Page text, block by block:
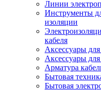
Линии
Инструменты
изоляции
кабеля
Аксессуары
Аксессуары
Арматура
Бытовая
Бытовая